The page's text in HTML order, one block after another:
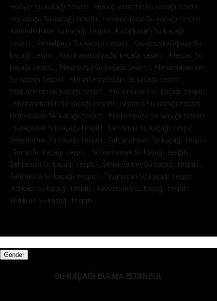
Hobyar Su kaçağı tespiti , Hocagıyasettin Su kaçağı tespiti ,
Hocapaşa Su kaçağı tespiti , İskenderpaşa Su kaçağı tespiti ,
Kalenderhane Su kaçağı tespiti , Katipkasım Su kaçağı
tespiti , Kemalpaşa Su kaçağı tespiti , Kocamustafapaşa Su
kaçağı tespiti , Küçükayasofya Su kaçağı tespiti , Mercan Su
kaçağı tespiti , Mesihpaşa Su kaçağı tespiti , Mimarhayrettin
Su kaçağı tespiti , Mimarkemalettin Su kaçağı tespiti ,
Mollafenari Su kaçağı tespiti , Mollahüsrev Su kaçağı tespiti
, Muhsinehatun Su kaçağı tespiti , Nişanca Su kaçağı tespiti ,
Ördekkasap Su kaçağı tespiti , Rüstempaşa Su kaçağı tespiti
, Saraçishak Su kaçağı tespiti , Sarıdemir Su kaçağı tespiti ,
Seyyidömer Su kaçağı tespiti , Sultanahmet Su kaçağı tespiti
, Sururi Su kaçağı tespiti , Süleymaniye Su kaçağı tespiti ,
Şehremini Su kaçağı tespiti , Şehsuvarbey Su kaçağı tespiti ,
Tahtakale Su kaçağı tespiti , Tayahatun Su kaçağı tespiti ,
Topkapı Su kaçağı tespiti , Yavuzsinan Su kaçağı tespiti ,
Yedikule Su kaçağı tespiti ,
Gönder
SU KAÇAĞI BULMA İSTANBUL